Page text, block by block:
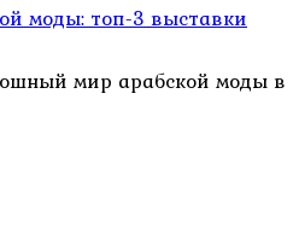
моды: топ-3 выставки
мир арабской моды в